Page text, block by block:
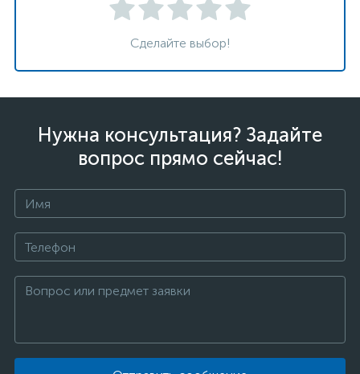
Сделайте выбор!
Нужна консультация? Задайте
вопрос прямо сейчас!